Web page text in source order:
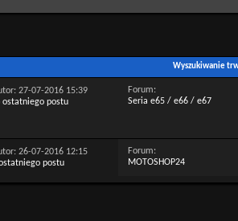
Wyszukiwanie
27-07-2016 15:39
Forum:
Seria e65 / e66 / e67
26-07-2016 12:15
Forum:
MOTOSHOP24